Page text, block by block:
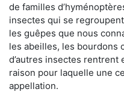
de familles
insectes qui se
les guêpes que nous
les abeilles, les bourdons
d’autres insectes
raison pour laquelle une
appellation.